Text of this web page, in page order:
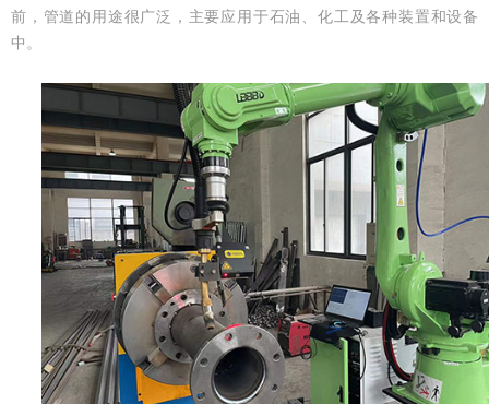
前，管道的用途很广泛，主要应用于石油、化工及各种装置和设备
中。